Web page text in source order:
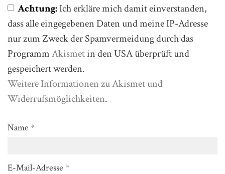
Achtung:Ich erkläre mich damit einverstanden,
dass alle eingegebenen Daten und meine IP-Adresse
nur zum Zweck der Spamvermeidung durch das
ProgrammAkismetin den USA überprüft und
gespeichert werden.
Weitere Informationen zu Akismet und
Widerrufsmöglichkeiten.
Name *
E-Mail-Adresse *